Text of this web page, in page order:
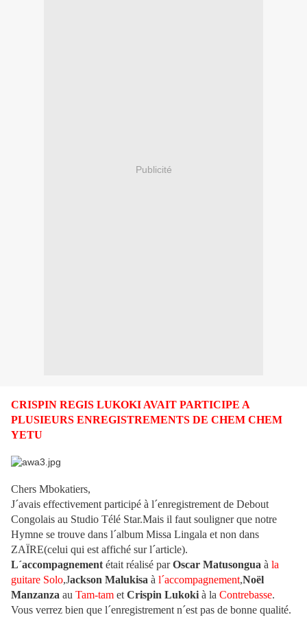
Publicité
CRISPIN REGIS LUKOKI AVAIT PARTICIPE A
PLUSIEURS ENREGISTREMENTS DE CHEM CHEM
YETU
Chers Mbokatiers,
J´avais effectivement participé à l´enregistrement de Debout
Congolais au Studio Télé Star.Mais il faut souligner que notre
Hymne se trouve dans l´album Missa Lingala et non dans
ZAÏRE(celui qui est affiché sur l´article).
L´accompagnement était réalisé parOscar Matusongua à la
guitare Solo,Jackson Malukisa à l´accompagnement,Noël
Manzanza au Tam-tam et Crispin Lukoki à la Contrebasse.
Vous verrez bien que l´enregistrement n´est pas de bonne qualité.